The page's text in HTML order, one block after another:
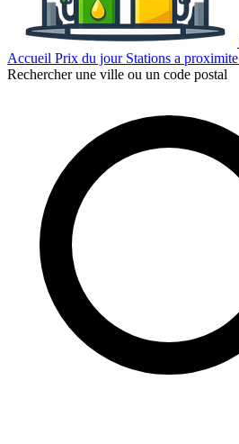
Accueil Prix du jour Stations a proximite
Rechercher une ville ou un code postal